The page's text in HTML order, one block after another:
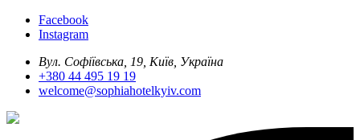
Facebook
Instagram
Вул. Софіївська, 19, Київ, Україна
+380 44 495 19 19
welcome@sophiahotelkyiv.com